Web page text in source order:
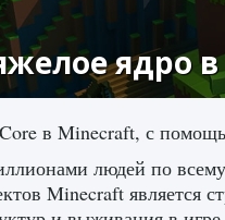
ядро
в Minecraft, с
людей по всему
Minecraft является